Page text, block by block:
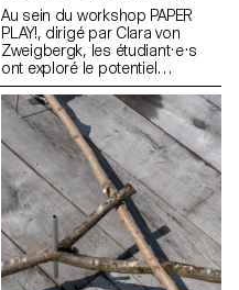
Au sein du workshop PAPER
PLAY!, dirigé par Clara von
Zweigbergk, les étudiant·e·s
ont exploré le potentiel
expressif du papier et du
carton afin de réinventer des
abat-jour destinés à des
luminaires de plafond, muraux,
sur pied, de chevet, de table ou
portables. L’accent a été mis
sur l’expérimentation et le jeu —
en testant les possibilités et les
limites du papier, de la lumière,
de la couleur et de la forme
pour développer de nouvelles
expressions lumineuses.